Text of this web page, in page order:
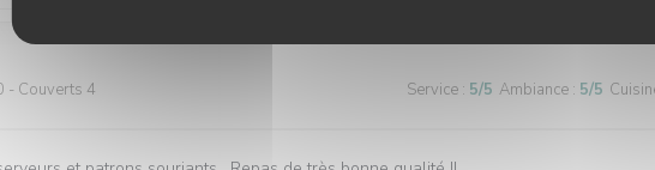
- Couverts 4 Service : 5/5 Ambiance : 5/5